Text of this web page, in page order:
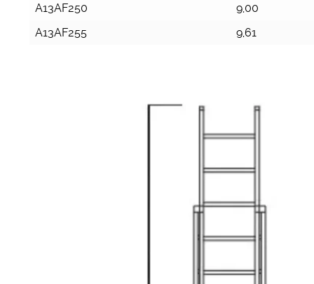
A13AF250
9,00
A13AF255
9,61